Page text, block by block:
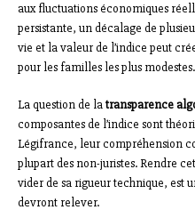
aux fluctuations économiques
persistante, un décalage de
vie et la valeur de l’indice peut
pour les familles les plus modestes.
La question de latransparence
composantes de l’indice sont
Légifrance, leur compréhension
plupart des non-juristes. Rendre
vider de sa rigueur technique, est
devront relever.